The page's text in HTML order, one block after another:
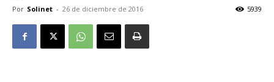
Por Solinet - 26 de diciembre de 2016 5939